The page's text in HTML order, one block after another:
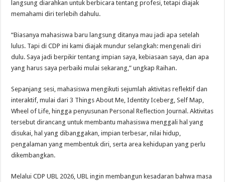
langsung diarahkan untuk berbicara tentang profesi, tetapi diajak
memahami diri terlebih dahulu.
“Biasanya mahasiswa baru langsung ditanya mau jadi apa setelah
lulus. Tapi di CDP ini kami diajak mundur selangkah: mengenali diri
dulu. Saya jadi berpikir tentang impian saya, kebiasaan saya, dan apa
yang harus saya perbaiki mulai sekarang,” ungkap Raihan.
Sepanjang sesi, mahasiswa mengikuti sejumlah aktivitas reflektif dan
interaktif, mulai dari 3 Things About Me, Identity Iceberg, Self Map,
Wheel of Life, hingga penyusunan Personal Reflection Journal. Aktivitas
tersebut dirancang untuk membantu mahasiswa menggali hal yang
disukai, hal yang dibanggakan, impian terbesar, nilai hidup,
pengalaman yang membentuk diri, serta area kehidupan yang perlu
dikembangkan.
Melalui CDP UBL 2026, UBL ingin membangun kesadaran bahwa masa